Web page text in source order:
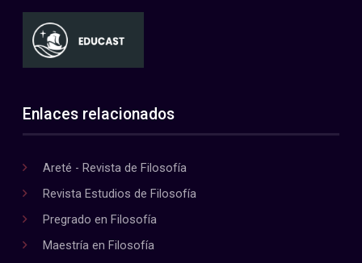
Enlaces relacionados
Areté - Revista de Filosofía
Revista Estudios de Filosofía
Pregrado en Filosofía
Maestría en Filosofía